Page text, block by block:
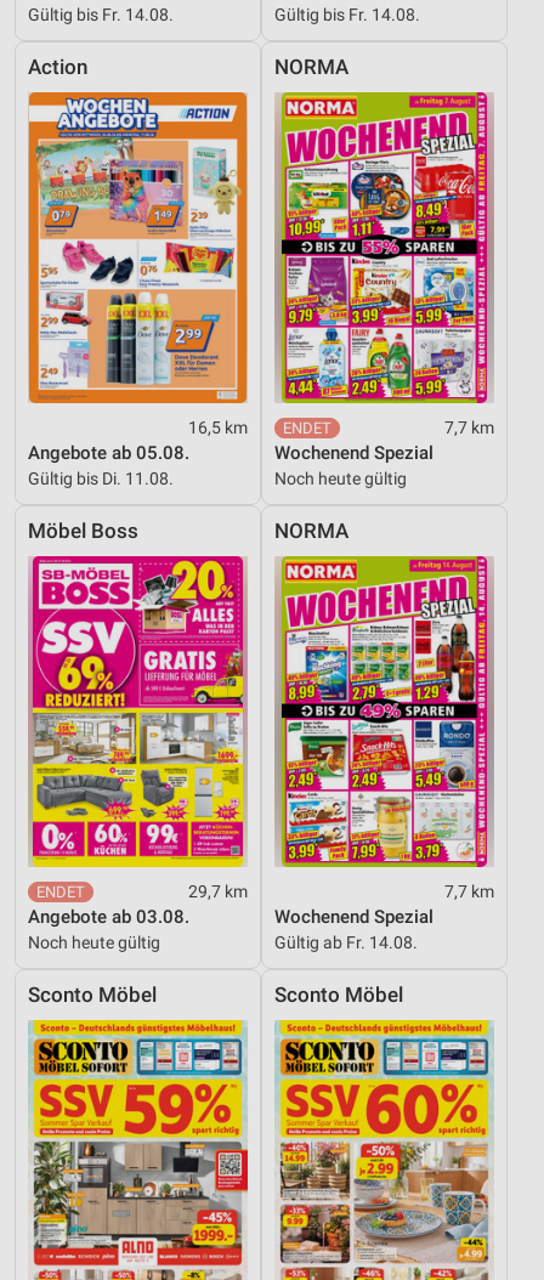
Gültig bis Fr. 14.08. Gültig bis Fr. 14.08.
Action
16,5 km
Angebote ab 05.08.
Gültig bis Di. 11.08.
NORMA
7,7 km
Wochenend Spezial
Noch heute gültig
Möbel Boss
29,7 km
Angebote ab 03.08.
Noch heute gültig
NORMA
7,7 km
Wochenend Spezial
Gültig ab Fr. 14.08.
Sconto Möbel Sconto Möbel